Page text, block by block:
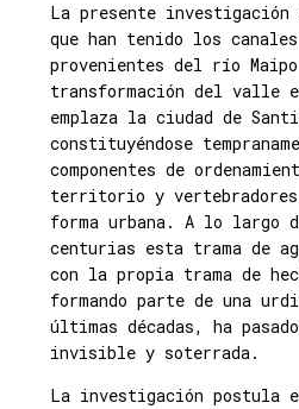
La presente
que han tenido los
provenientes del río Maipo
transformación del valle
emplaza la ciudad de
constituyéndose
componentes de
territorio y
forma urbana. A lo largo
centurias esta trama de
con la propia trama de
formando parte de una
últimas décadas, ha
invisible y soterrada.
La investigación postula